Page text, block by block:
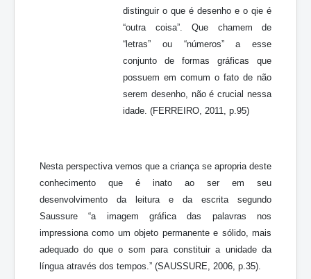
distinguir o que é desenho e o qie é
“outra coisa”. Que chamem de
“letras” ou “números” a esse
conjunto de formas gráficas que
possuem em comum o fato de não
serem desenho, não é crucial nessa
idade. (FERREIRO, 2011, p.95)
Nesta perspectiva vemos que a criança se apropria deste
conhecimento que é inato ao ser em seu
desenvolvimento da leitura e da escrita segundo
Saussure “a imagem gráfica das palavras nos
impressiona como um objeto permanente e sólido, mais
adequado do que o som para constituir a unidade da
língua através dos tempos.” (SAUSSURE, 2006, p.35).